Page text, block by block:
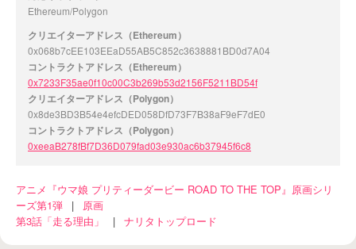
Ethereum/Polygon
クリエイターアドレス（Ethereum）
0x068b7cEE103EEaD55AB5C852c3638881BD0d7A04
コントラクトアドレス（Ethereum）
0x7233F35ae0f10c00C3b269b53d2156F5211BD54f
クリエイターアドレス（Polygon）
0x8de3BD3B54e4efcDED058DfD73F7B38aF9eF7dE0
コントラクトアドレス（Polygon）
0xeeaB278fBf7D36D079fad03e930ac6b37945f6c8
アニメ『ウマ娘 プリティーダービー ROAD TO THE TOP』原画シリ
ーズ第1弾
|
原画
第3話「走る理由」
| ナリタトップロード